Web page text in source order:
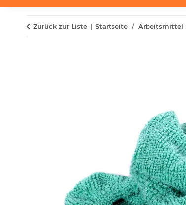
Zurück zur Liste Startseite Arbeitsmittel